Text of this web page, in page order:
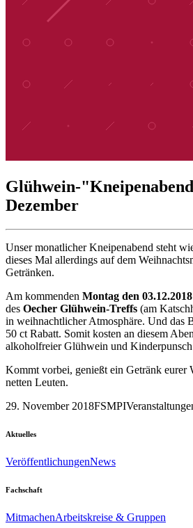
Glühwein-
Dezember
Unser monatlicher Kneipenabend steht
dieses Mal allerdings auf dem
Getränken.
Am kommenden Montag den
des Oecher Glühwein-Treffs (am
in weihnachtlicher Atmosphäre. Und das
50 ct Rabatt. Somit kosten an diesem
alkoholfreier Glühwein und
Kommt vorbei, genießt ein Getränk eurer
netten Leuten.
29. November 2018FSMPI
Aktuelles
VeröffentlichungenNews
Fachschaft
MitmachenArbeitskreise & Gruppen